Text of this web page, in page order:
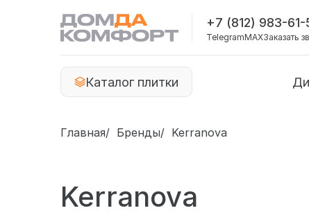
+7 (812) 983-61-
TelegramMAXЗаказать
Каталог плитки
Главная Бренды Kerranova
Kerranova